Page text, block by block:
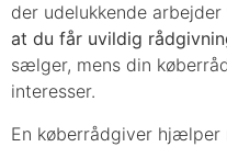
der udelukkende
at du får uvildig
sælger, mens din
interesser.
En køberrådgiver hjælper